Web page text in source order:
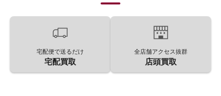
宅配便で送るだけ
宅配買取
全店舗アクセス抜群
店頭買取